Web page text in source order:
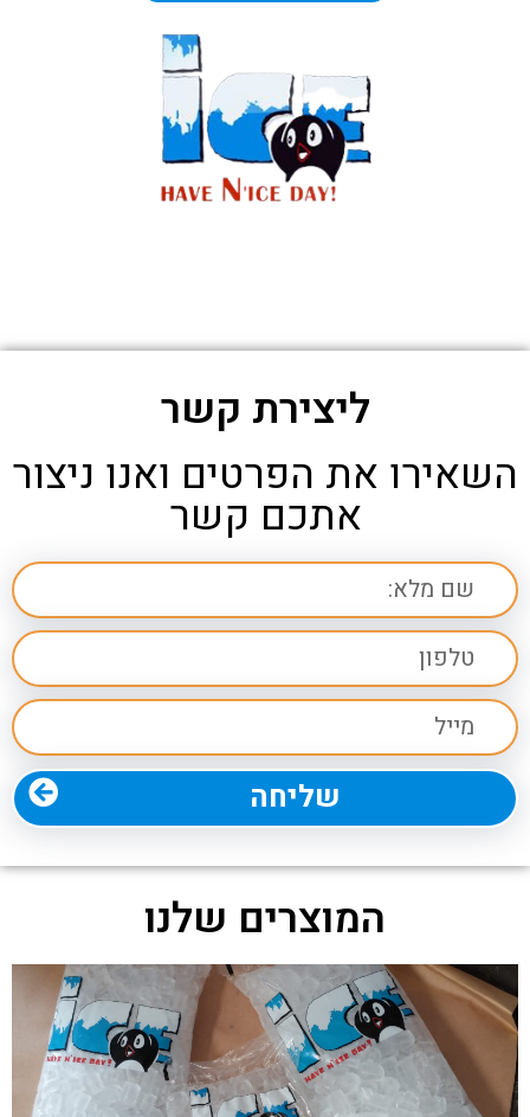
ליצירת קשר
השאירו את הפרטים ואנו ניצור
אתכם קשר
שליחה
המוצרים שלנו